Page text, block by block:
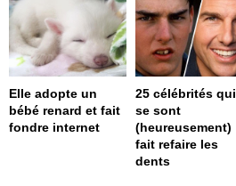
Elle adopte un
bébé renard et fait
fondre internet
25 célébrités qui
se sont
(heureusement)
fait refaire les
dents